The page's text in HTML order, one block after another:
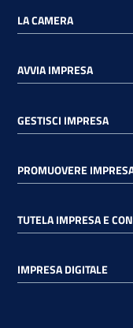
Digitale
La
LA CAMERA
AVVIA IMPRESA
GESTISCI IMPRESA
PROMUOVERE
TUTELA IMPRESA E
IMPRESA DIGITALE